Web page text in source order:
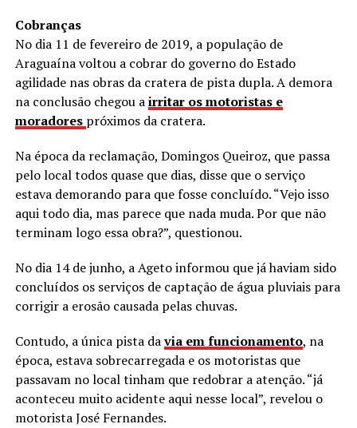
Cobranças
No dia 11 de fevereiro de 2019, a população de
Araguaína voltou a cobrar do governo do Estado
agilidade nas obras da cratera de pista dupla. A demora
na conclusão chegou airritar os motoristas e
moradores próximos da cratera.
Na época da reclamação, Domingos Queiroz, que passa
pelo local todos quase que dias, disse que o serviço
estava demorando para que fosse concluído. “Vejo isso
aqui todo dia, mas parece que nada muda. Por que não
terminam logo essa obra?”, questionou.
No dia 14 de junho, a Ageto informou que já haviam sido
concluídos os serviços de captação de água pluviais para
corrigir a erosão causada pelas chuvas.
Contudo, a única pista davia em funcionamento, na
época, estava sobrecarregada e os motoristas que
passavam no local tinham que redobrar a atenção. “já
aconteceu muito acidente aqui nesse local”, revelou o
motorista José Fernandes.